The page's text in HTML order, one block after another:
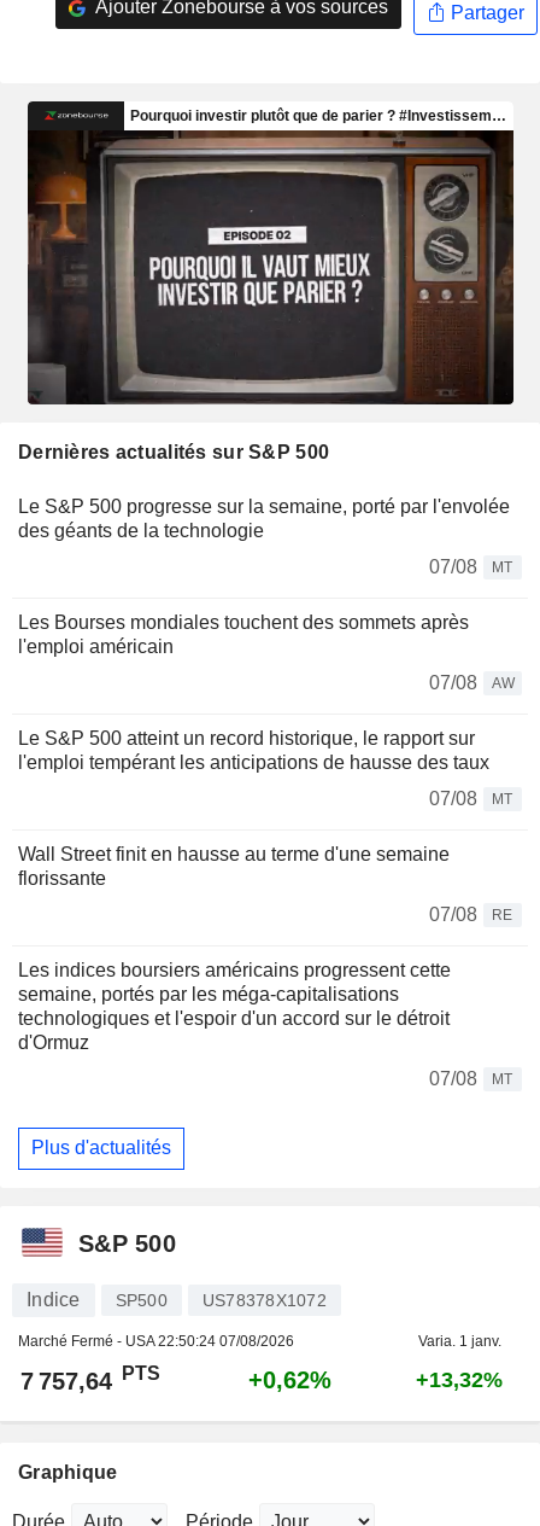
Ajouter Zonebourse à vos sources Partager
Dernières actualités sur S&P 500
Le S&P 500 progresse sur la semaine, porté par l'envolée
des géants de la technologie
07/08
MT
Les Bourses mondiales touchent des sommets après
l'emploi américain
07/08
AW
Le S&P 500 atteint un record historique, le rapport sur
l'emploi tempérant les anticipations de hausse des taux
07/08
MT
Wall Street finit en hausse au terme d'une semaine
florissante
07/08
RE
Les indices boursiers américains progressent cette
semaine, portés par les méga-capitalisations
technologiques et l'espoir d'un accord sur le détroit
d'Ormuz
07/08
MT
Plus d'actualités
S&P 500
Indice SP500 US78378X1072
Marché Fermé - USA22:50:24 07/08/2026 Varia. 1 janv.
7 757,64 PTS +0,62% +13,32%
Graphique
Durée Période